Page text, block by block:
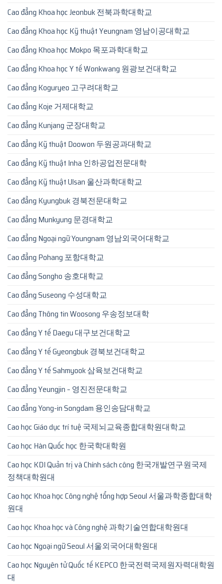
Cao đẳng Khoa học Jeonbuk 전북과학대학교
Cao đẳng Khoa học Kỹ thuật Yeungnam 영남이공대학교
Cao đẳng Khoa học Mokpo 목포과학대학교
Cao đẳng Khoa học Y tế Wonkwang 원광보건대학교
Cao đẳng Koguryeo 고구려대학교
Cao đẳng Koje 거제대학교
Cao đẳng Kunjang 군장대학교
Cao đẳng Kỹ thuật Doowon 두원공과대학교
Cao đẳng Kỹ thuật Inha 인하공업전문대학
Cao đẳng Kỹ thuật Ulsan 울산과학대학교
Cao đẳng Kyungbuk 경북전문대학교
Cao đẳng Munkyung 문경대학교
Cao đẳng Ngoại ngữ Youngnam 영남외국어대학교
Cao đẳng Pohang 포항대학교
Cao đẳng Songho 송호대학교
Cao đẳng Suseong 수성대학교
Cao đẳng Thông tin Woosong 우송정보대학
Cao đẳng Y tế Daegu 대구보건대학교
Cao đẳng Y tế Gyeongbuk 경북보건대학교
Cao đẳng Y tế Sahmyook 삼육보건대학교
Cao đẳng Yeungjin – 영진전문대학교
Cao đẳng Yong-in Songdam 용인송담대학교
Cao học Giáo dục trí tuệ 국제뇌교육종합대학원대학교
Cao học Hàn Quốc học 한국학대학원
Cao học KDI Quản trị và Chính sách công 한국개발연구원국제
정책대학원대
Cao học Khoa học Công nghệ tổng hợp Seoul 서울과학종합대학
원대
Cao học Khoa học và Công nghệ 과학기술연합대학원대
Cao học Ngoại ngữ Seoul 서울외국어대학원대
Cao học Nguyên tử Quốc tế KEPCO 한국전력국제원자력대학원
대